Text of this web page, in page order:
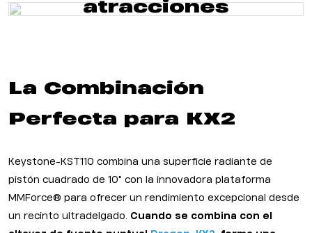
atracciones
La Combinación
Perfecta para KX2
Keystone-KST110 combina una superficie radiante de
pistón cuadrado de 10" con la innovadora plataforma
MMForce® para ofrecer un rendimiento excepcional desde
un recinto ultradelgado. Cuando se combina con el